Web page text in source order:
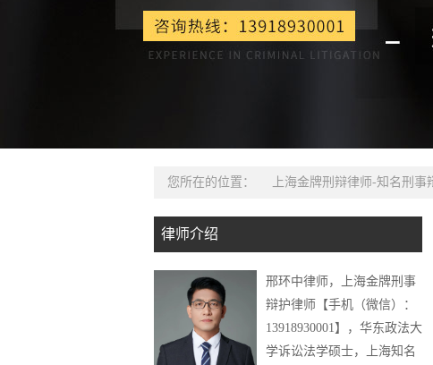
您所在的位置： 上海金牌刑辩律师-知名刑
律师介绍
邢环中律师，上海金牌刑事
辩护律师【手机（微信）：
13918930001】，华东政法大
学诉讼法学硕士，上海知名